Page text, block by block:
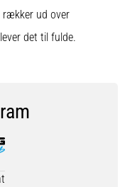
rækker ud over
det til fulde.